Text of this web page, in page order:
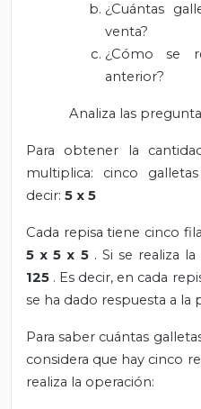
¿Cuántas
venta?
¿Cómo se
anterior?
Analiza las
Para obtener la
multiplica: cinco
decir: 5 x 5
Cada repisa tiene cinco
5 x 5 x 5 . Si se realiza
125 . Es decir, en cada
se ha dado respuesta a la
Para saber cuántas
considera que hay cinco
realiza la operación: